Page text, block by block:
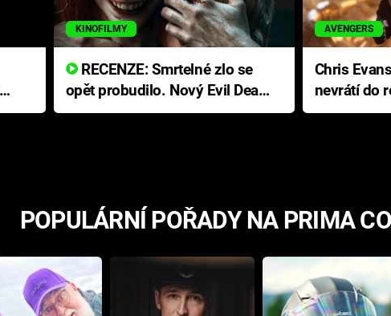
KINOFILMY
RECENZE: Smrtelné zlo se
opět probudilo. Nový Evil Dead
přichází s neodolatelnou
AVENGERS
Chris
nevrátí do
Ameriky
POPULÁRNÍ POŘADY NA PRIMA